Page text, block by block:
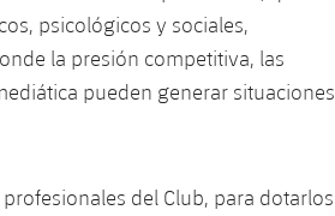
psicológicos y sociales,
la presión competitiva, las
pueden generar situaciones
del Club, para dotarlos